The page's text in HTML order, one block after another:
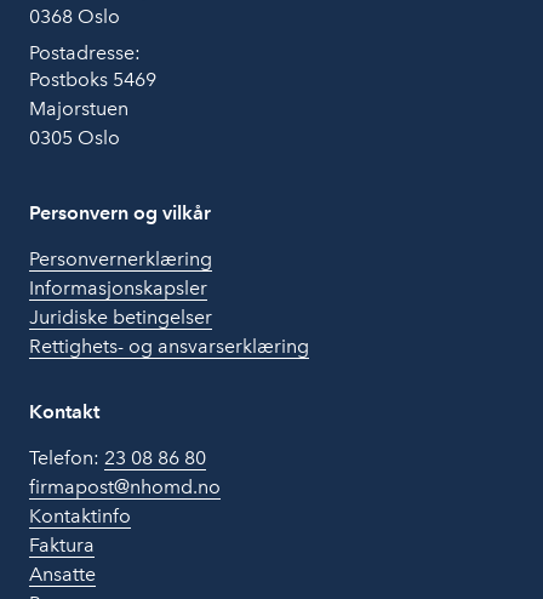
0368 Oslo
Postadresse:
Postboks 5469
Majorstuen
0305 Oslo
Personvern og vilkår
Personvernerklæring
Informasjonskapsler
Juridiske betingelser
Rettighets- og ansvarserklæring
Kontakt
Telefon: 23 08 86 80
firmapost@nhomd.no
Kontaktinfo
Faktura
Ansatte